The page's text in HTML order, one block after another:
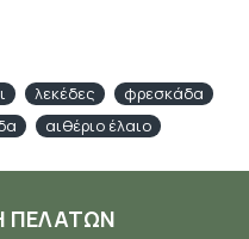
λεκέδες
φρεσκάδα
αιθέριο έλαιο
ΠΕΛΑΤΏΝ